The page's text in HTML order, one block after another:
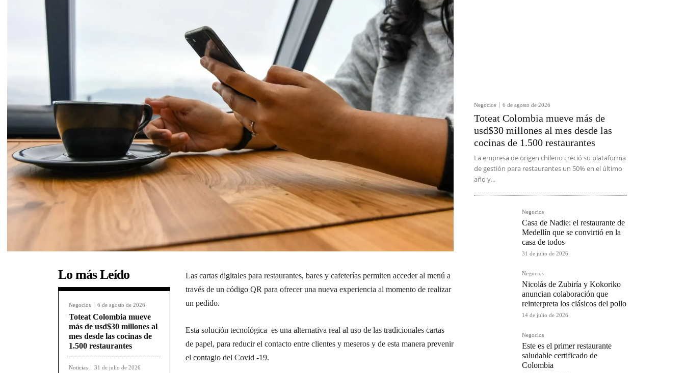
Lo más Leído
Negocios 6 de agosto de 2026
Toteat Colombia mueve
más de usd$30 millones al
mes desde las cocinas de
1.500 restaurantes
Noticias 31 de julio de 2026
Las cartas digitales para restaurantes, bares y cafeterías permiten acceder al menú a
través de un código QR para ofrecer una nueva experiencia al momento de realizar
un pedido.
Esta solución tecnológica es una alternativa real al uso de las tradicionales cartas
de papel, para reducir el contacto entre clientes y meseros y de esta manera prevenir
el contagio del Covid -19.
Negocios 6 de agosto de 2026
Toteat Colombia mueve más de
usd$30 millones al mes desde las
cocinas de 1.500 restaurantes
La empresa de origen chileno creció su plataforma
de gestión para restaurantes un 50% en el último
año y...
Negocios
Casa de Nadie: el restaurante de
Medellín que se convirtió en la
casa de todos
31 de julio de 2026
Negocios
Nicolás de Zubiría y Kokoriko
anuncian colaboración que
reinterpreta los clásicos del pollo
14 de julio de 2026
Negocios
Este es el primer restaurante
saludable certificado de
Colombia